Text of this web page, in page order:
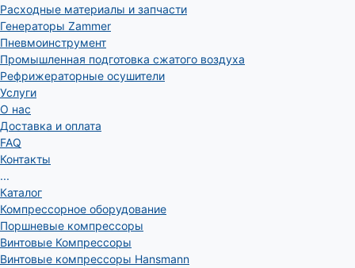
Расходные материалы и запчасти
Генераторы Zammer
Пневмоинструмент
Промышленная подготовка сжатого воздуха
Рефрижераторные осушители
Услуги
О нас
Доставка и оплата
FAQ
Контакты
...
Каталог
Компрессорное оборудование
Поршневые компрессоры
Винтовые Компрессоры
Винтовые компрессоры Hansmann